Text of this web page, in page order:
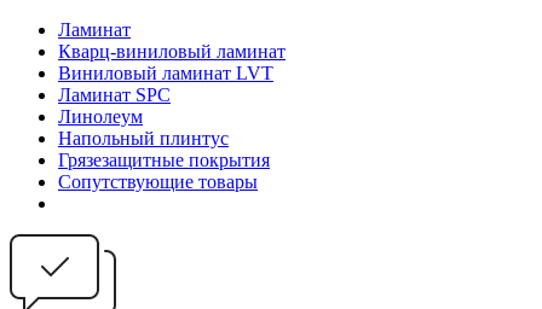
Ламинат
Кварц-виниловый ламинат
Виниловый ламинат LVT
Ламинат SPC
Линолеум
Напольный плинтус
Грязезащитные покрытия
Сопутствующие товары